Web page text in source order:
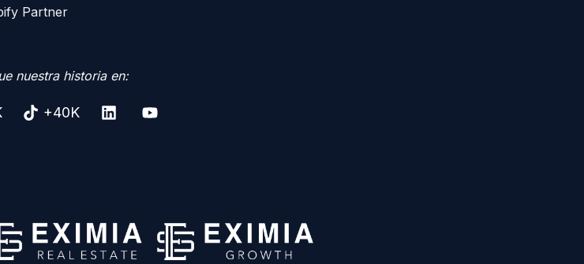
Partner
nuestra historia en:
+40K